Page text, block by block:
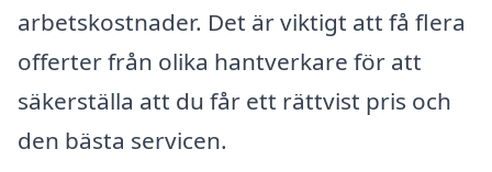
arbetskostnader. Det är viktigt att få flera
offerter från olika hantverkare för att
säkerställa att du får ett rättvist pris och
den bästa servicen.